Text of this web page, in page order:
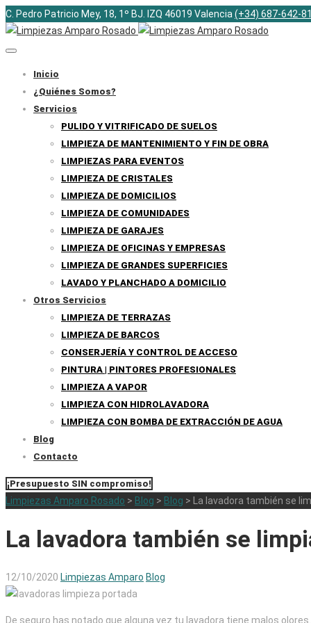
C. Pedro Patricio Mey, 18, 1º BJ. IZQ 46019 Valencia (+34) 687-642-
Inicio
¿Quiénes Somos?
Servicios
PULIDO Y VITRIFICADO DE SUELOS
LIMPIEZA DE MANTENIMIENTO Y FIN DE OBRA
LIMPIEZAS PARA EVENTOS
LIMPIEZA DE CRISTALES
LIMPIEZA DE DOMICILIOS
LIMPIEZA DE COMUNIDADES
LIMPIEZA DE GARAJES
LIMPIEZA DE OFICINAS Y EMPRESAS
LIMPIEZA DE GRANDES SUPERFICIES
LAVADO Y PLANCHADO A DOMICILIO
Otros Servicios
LIMPIEZA DE TERRAZAS
LIMPIEZA DE BARCOS
CONSERJERÍA Y CONTROL DE ACCESO
PINTURA | PINTORES PROFESIONALES
LIMPIEZA A VAPOR
LIMPIEZA CON HIDROLAVADORA
LIMPIEZA CON BOMBA DE EXTRACCIÓN DE AGUA
Blog
Contacto
¡Presupuesto SIN compromiso!
Limpiezas Amparo Rosado > Blog > Blog > La lavadora también se
La lavadora también se
12/10/2020 Limpiezas Amparo Blog
De seguro has notado que alguna vez tu lavadora tiene malos olores.